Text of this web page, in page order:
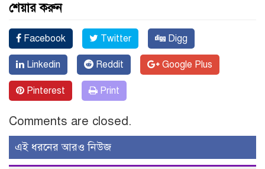
শেয়ার করুন
Facebook Twitter Digg
Linkedin Reddit Google Plus
Pinterest Print
Comments are closed.
এই ধরনের আরও নিউজ